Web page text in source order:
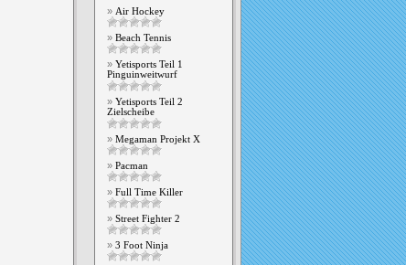
Air Hockey
Beach Tennis
Yetisports Teil 1
Pinguinweitwurf
Yetisports Teil 2
Zielscheibe
Megaman Projekt X
Pacman
Full Time Killer
Street Fighter 2
3 Foot Ninja